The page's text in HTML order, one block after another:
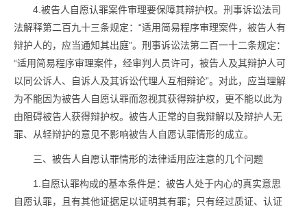
4.被告人自愿认罪案件审理要保障其辩护权。刑事诉讼法司
法解释第二百九十三条规定：“适用简易程序审理案件，被告人有
辩护人的，应当通知其出庭”。刑事诉讼法第二百一十二条规定：
“适用简易程序审理案件，经审判人员许可，被告人及其辩护人可
以同公诉人、自诉人及其诉讼代理人互相辩论”。对此，应当理解
为不能因为被告人自愿认罪而忽视其获得辩护权，更不能以此为
由阻碍被告人获得辩护权。被告人正常的自我辩解以及辩护人无
罪、从轻辩护的意见不影响被告人自愿认罪情形的成立。
三、被告人自愿认罪情形的法律适用应注意的几个问题
1.自愿认罪构成的基本条件是：被告人处于内心的真实意思
自愿认罪，且有其他证据足以证明其有罪；只有经过质证、认证